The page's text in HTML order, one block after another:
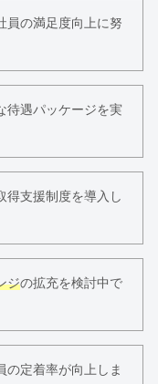
員の満足度向上に努
待遇パッケージを実
得支援制度を導入し
ジの拡充を検討中で
の定着率が向上しま